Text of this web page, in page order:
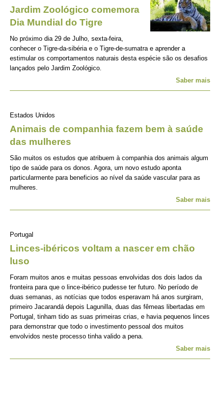
Jardim Zoológico comemora
Dia Mundial do Tigre
No próximo dia 29 de Julho, sexta-feira,
conhecer o Tigre-da-sibéria e o Tigre-de-sumatra e aprender a
estimular os comportamentos naturais desta espécie são os desafios
lançados pelo Jardim Zoológico.
Saber mais
Estados Unidos
Animais de companhia fazem bem à saúde
das mulheres
São muitos os estudos que atribuem à companhia dos animais algum
tipo de saúde para os donos. Agora, um novo estudo aponta
particularmente para beneficios ao nível da saúde vascular para as
mulheres.
Saber mais
Portugal
Linces-ibéricos voltam a nascer em chão
luso
Foram muitos anos e muitas pessoas envolvidas dos dois lados da
fronteira para que o lince-ibérico pudesse ter futuro. No período de
duas semanas, as notícias que todos esperavam há anos surgiram,
primeiro Jacarandá depois Lagunilla, duas das fêmeas libertadas em
Portugal, tinham tido as suas primeiras crias, e havia pequenos linces
para demonstrar que todo o investimento pessoal dos muitos
envolvidos neste processo tinha valido a pena.
Saber mais